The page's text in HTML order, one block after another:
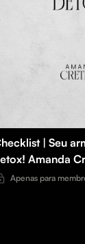
| Seu
Amanda
Apenas para